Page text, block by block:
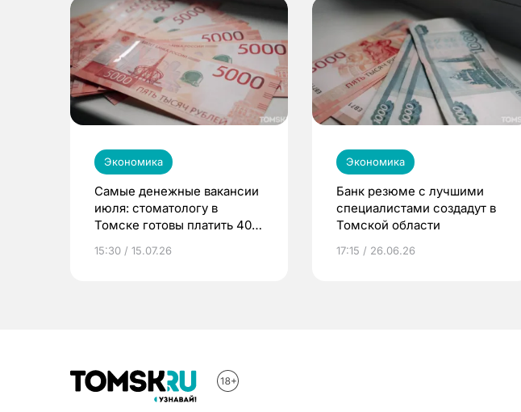
Экономика
Самые денежные вакансии
июля: стоматологу в
Томске готовы платить 400
15:30 / 15.07.26
Экономика
Банк резюме с лучшими
специалистами создадут в
Томской области
17:15 / 26.06.26